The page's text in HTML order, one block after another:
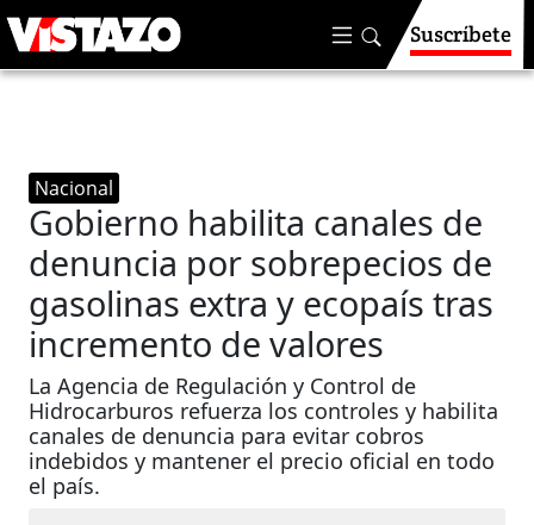
Suscríbete
Nacional
Gobierno habilita canales de
denuncia por sobrepecios de
gasolinas extra y ecopaís tras
incremento de valores
La Agencia de Regulación y Control de
Hidrocarburos refuerza los controles y habilita
canales de denuncia para evitar cobros
indebidos y mantener el precio oficial en todo
el país.